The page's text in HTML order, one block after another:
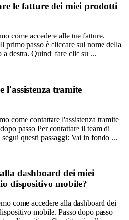
le fatture dei miei prodotti
come accedere alle tue fatture.
primo passo è cliccare sul nome della
destra. Quindi fare clic su ...
l'assistenza tramite
come contattare l'assistenza tramite
passo Per contattare il team di
questi passaggi: Vai in fondo ...
alla dashboard dei miei
dispositivo mobile?
come accedere alla dashboard dei
mobile. Passo dopo passo